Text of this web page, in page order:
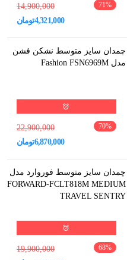
71%
14,900,000
4,321,000تومان
چمدان سایز متوسط نشکن فشن
مدل Fashion FSN6969M
70%
22,900,000
6,870,000تومان
چمدان سایز متوسط فوروارد مدل
FORWARD-FCLT818M MEDIUM
TRAVEL SENTRY
68%
19,900,000